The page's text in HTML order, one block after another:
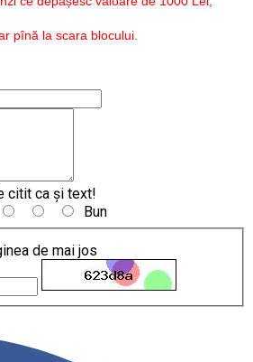
pînă la scara blocului.
citit ca şi text!
Bun
de mai jos